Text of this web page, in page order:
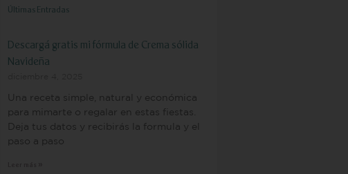
Últimas Entradas
Descargá gratis mi fórmula de Crema sólida
Navideña
Una receta simple, natural y económica
para mimarte o regalar en estas fiestas.
Deja tus datos y recibirás la formula y el
paso a paso